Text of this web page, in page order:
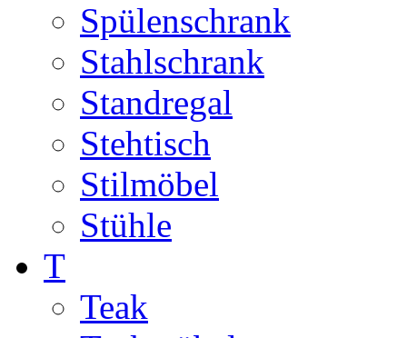
Spülenschrank
Stahlschrank
Standregal
Stehtisch
Stilmöbel
Stühle
T
Teak